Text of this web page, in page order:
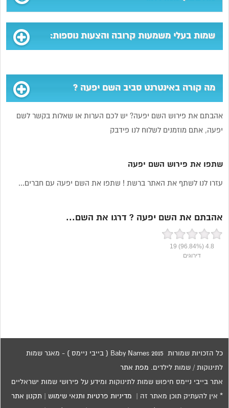
שמות בעלי משמעות קרובה והצעות נוספות:
מה קורה באינטרנט סביב השם יפעה ?
אהבתם את פירוש השם יפעה? יש לכם הערות או שאלות בקשר לשם
יפעה, אתם מוזמנים לשלוח לנו פידבק
שתפו את פירוש השם יפעה
עזרו לנו לשתף את האתר ברשת ! שתפו את השם יפעה עם חברים...
אהבתם את השם יפעה ? דרגו את השם...
4.8
(96.84%)
19
דירוגים
כל הזכויות שמורות 2015 Baby Names ( בייבי ניימס ) - מאגר שמות
לתינוקות / שמות לילדים. מפת אתר
אתר בייבי ניימס חיפוש שמות לתינוקות ומידע על פירושי שמות ישראליים
* אין להעתיק תוכן מאתר זה | מדיניות פרטיות ותנאי שימוש תקנון אתר